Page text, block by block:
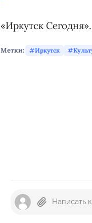
«Иркутск
Метки: Иркутск